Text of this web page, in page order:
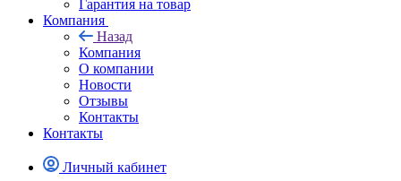
Гарантия на товар
Компания
Назад
Компания
О компании
Новости
Отзывы
Контакты
Контакты
Личный кабинет